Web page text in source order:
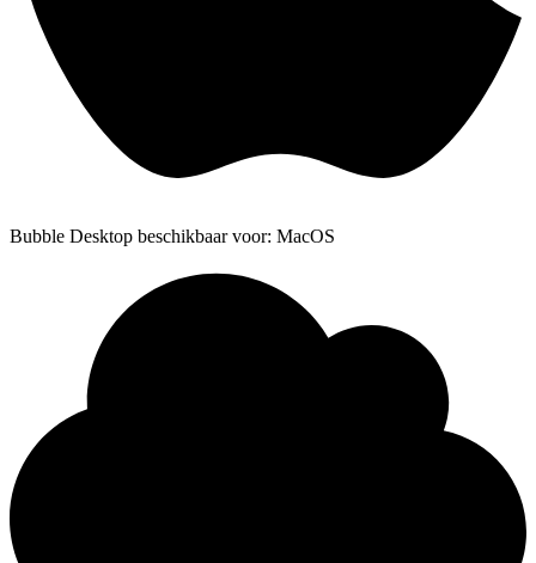
Bubble Desktop beschikbaar voor: MacOS